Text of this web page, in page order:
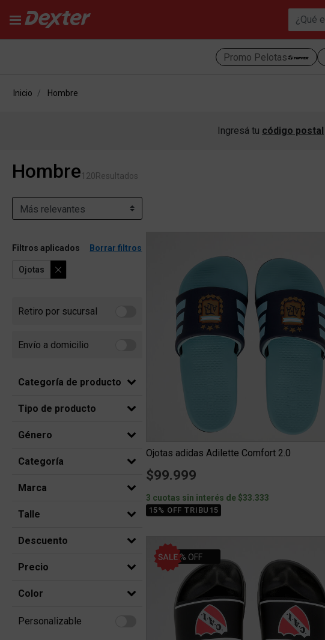
Promo Pelotas
Inicio Hombre
Ingresá tu código postal
Hombre120Resultados
Filtros aplicados Borrar filtros
Ojotas
Retiro por sucursal
Refine by Retiro por sucursal: Retiro por sucursal
Envío a domicilio
Refine by Envío a domicilio: Envio a domicilio
Categoría de producto
Tipo de producto
Género
Categoría
Marca
Talle
Descuento
Precio
Color
Personalizable
Refine by Personalizable: Personalizable
Ojotas adidas Adilette Comfort 2.0
$99.999
3 cuotas sin interés de $33.333
15% OFF TRIBU15
31% OFF